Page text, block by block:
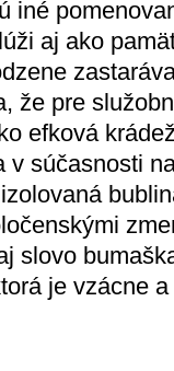
iné
aj ako
že pre
efková
v súčasnosti
slovo
je vzácne